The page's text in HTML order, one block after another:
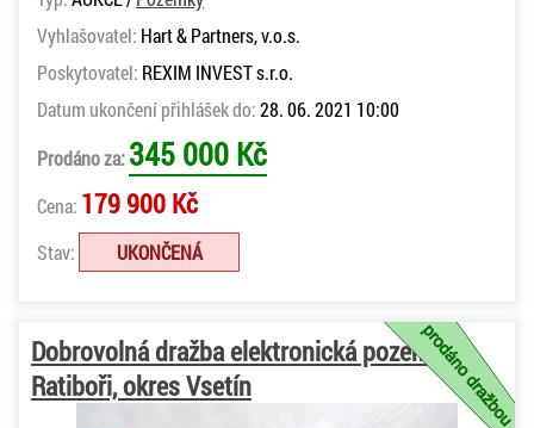
Vyhlašovatel: Hart & Partners, v.o.s.
Poskytovatel: REXIM INVEST s.r.o.
Datum ukončení přihlášek do:28. 06. 2021 10:00
Prodáno za:345 000 Kč
Cena: 179 900 Kč
Stav: UKONČENÁ
Dobrovolná dražba elektronická pozemků v
Ratiboři, okres Vsetín